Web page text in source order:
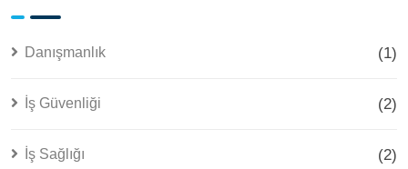
Danışmanlık (1)
İş Güvenliği (2)
İş Sağlığı (2)